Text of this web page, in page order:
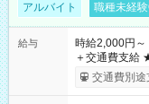
アルバイト 職種未経
給与
時給2,000円～
＋交通費支給 ★交通費一部支給！ ┗1日500円を超えた分は全額
支給！ ※往復
OK！（規定
交通費別途